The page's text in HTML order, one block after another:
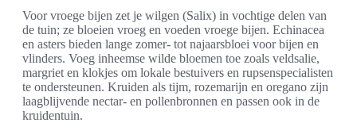
Voor vroege bijen zet je wilgen (Salix) in vochtige delen van
de tuin; ze bloeien vroeg en voeden vroege bijen. Echinacea
en asters bieden lange zomer- tot najaarsbloei voor bijen en
vlinders. Voeg inheemse wilde bloemen toe zoals veldsalie,
margriet en klokjes om lokale bestuivers en rupsenspecialisten
te ondersteunen. Kruiden als tijm, rozemarijn en oregano zijn
laagblijvende nectar- en pollenbronnen en passen ook in de
kruidentuin.